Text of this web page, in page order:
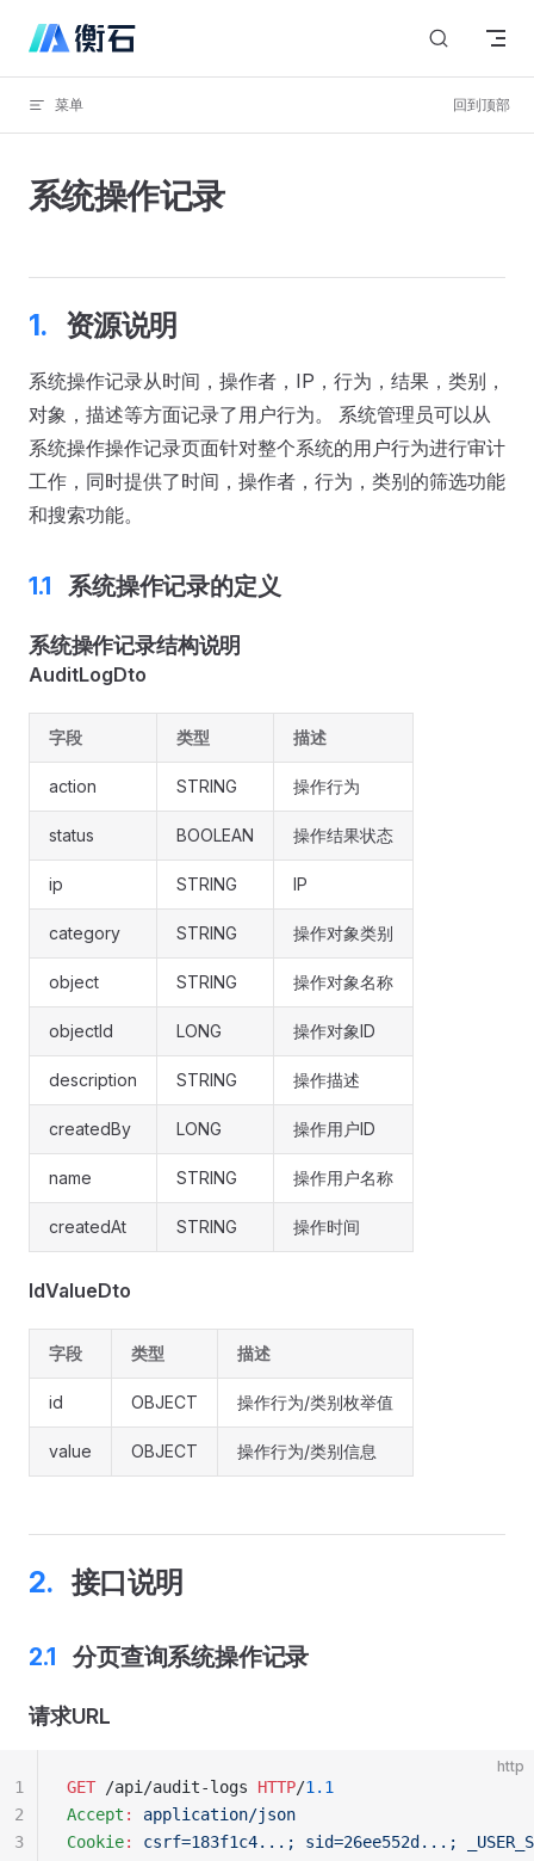
Skip to content
菜单 回到顶部
系统操作记录
资源说明
系统操作记录从时间，操作者，IP，行为，结果，类别，
对象，描述等方面记录了用户行为。 系统管理员可以从
系统操作操作记录页面针对整个系统的用户行为进行审计
工作，同时提供了时间，操作者，行为，类别的筛选功能
和搜索功能。
系统操作记录的定义
系统操作记录结构说明
AuditLogDto
字段 类型 描述
action STRING 操作行为
status BOOLEAN 操作结果状态
ip STRING IP
category STRING 操作对象类别
object STRING 操作对象名称
objectId LONG 操作对象ID
description STRING 操作描述
createdBy LONG 操作用户ID
name STRING 操作用户名称
createdAt STRING 操作时间
IdValueDto
字段 类型 描述
id OBJECT 操作行为/类别枚举值
value OBJECT 操作行为/类别信息
接口说明
分页查询系统操作记录
请求URL
http
GET /api/audit-logs HTTP/1.1
Accept :
application/json
Cookie: csrf=183f1c4...; sid=26ee552d...;
1
2
3